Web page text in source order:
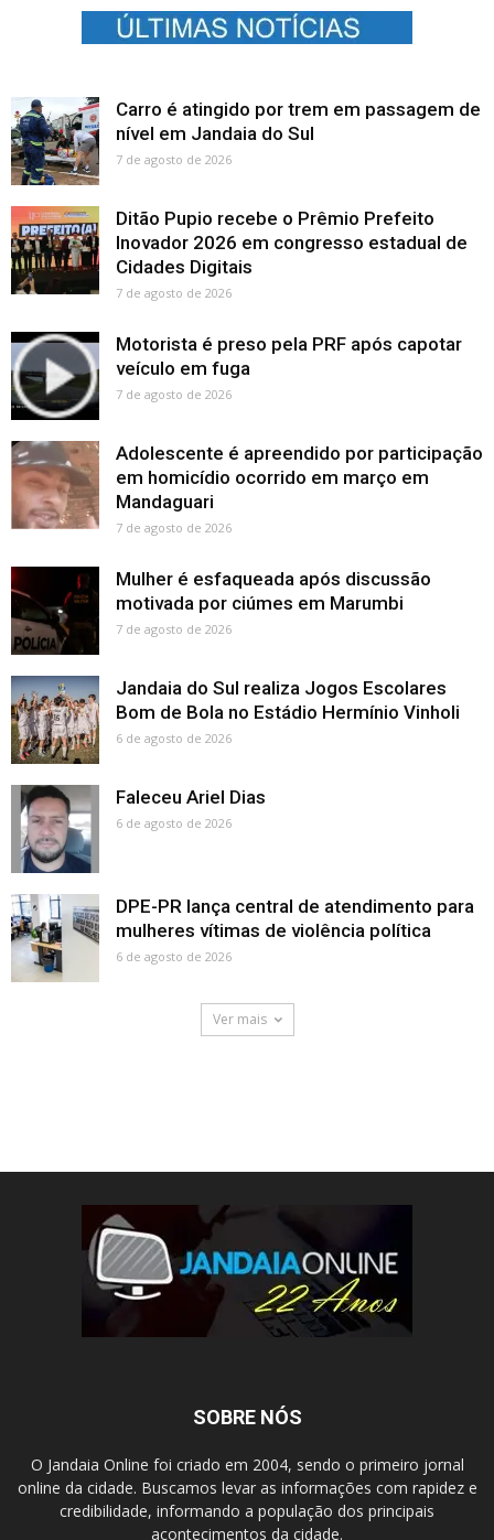
Carro é atingido por trem em passagem de
nível em Jandaia do Sul
7 de agosto de 2026
Ditão Pupio recebe o Prêmio Prefeito
Inovador 2026 em congresso estadual de
Cidades Digitais
7 de agosto de 2026
Motorista é preso pela PRF após capotar
veículo em fuga
7 de agosto de 2026
Adolescente é apreendido por participação
em homicídio ocorrido em março em
Mandaguari
7 de agosto de 2026
Mulher é esfaqueada após discussão
motivada por ciúmes em Marumbi
7 de agosto de 2026
Jandaia do Sul realiza Jogos Escolares
Bom de Bola no Estádio Hermínio Vinholi
6 de agosto de 2026
Faleceu Ariel Dias
6 de agosto de 2026
DPE-PR lança central de atendimento para
mulheres vítimas de violência política
6 de agosto de 2026
Ver mais
SOBRE NÓS
O Jandaia Online foi criado em 2004, sendo o primeiro jornal
online da cidade. Buscamos levar as informações com rapidez e
credibilidade, informando a população dos principais
acontecimentos da cidade.